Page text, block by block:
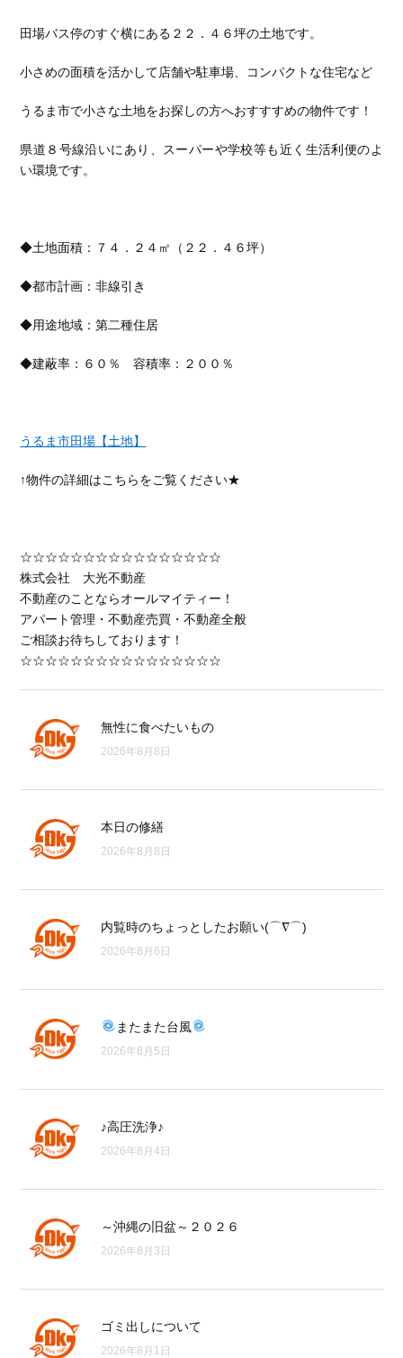
田場バス停のすぐ横にある２２．４６坪の土地です。
小さめの面積を活かして店舗や駐車場、コンパクトな住宅など
うるま市で小さな土地をお探しの方へおすすすめの物件です！
県道８号線沿いにあり、スーパーや学校等も近く生活利便のよ
い環境です。
◆土地面積：７４．２４㎡（２２．４６坪）
◆都市計画：非線引き
◆用途地域：第二種住居
◆建蔽率：６０％ 容積率：２００％
うるま市田場【土地】
↑物件の詳細はこちらをご覧ください★
☆☆☆☆☆☆☆☆☆☆☆☆☆☆☆☆
株式会社 大光不動産
不動産のことならオールマイティー！
アパート管理・不動産売買・不動産全般
ご相談お待ちしております！
☆☆☆☆☆☆☆☆☆☆☆☆☆☆☆☆
無性に食べたいもの
2026年8月8日
本日の修繕
2026年8月8日
内覧時のちょっとしたお願い(⌒∇⌒)
2026年8月6日
またまた台風
2026年8月5日
♪高圧洗浄♪
2026年8月4日
～沖縄の旧盆～２０２６
2026年8月3日
ゴミ出しについて
2026年8月1日